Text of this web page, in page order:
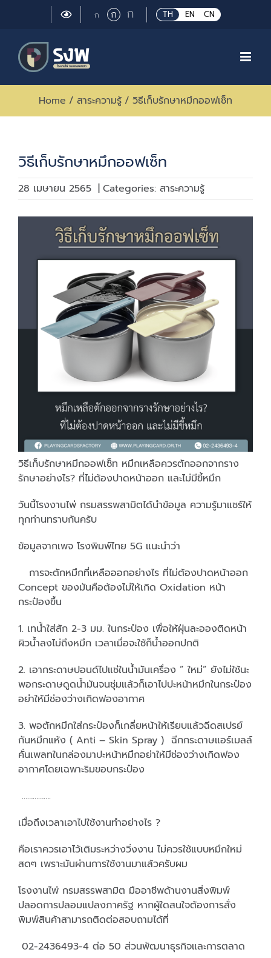
TH EN CN
กSmall
กRegular
font
ก Large
font
Home / สาระความรู้ / วิธีเก็บรักษาหมึกออฟเซ็ท
วิธีเก็บรักษาหมึกออฟเซ็ท
28 เมษายน 2565 | Categories: สาระความรู้
วิธีเก็บรักษาหมึกออฟเซ็ท หมึกเหลือควรตักออกจากราง
รักษาอย่างไร? ที่ไม่ต้องปาดหน้าออก และไม่มีขี้หมึก
วันนี้โรงงานไพ่ กรมสรรพสามิตได้นำข้อมูล ความรู้มาแชร์ให้
ทุกท่านทราบกันครับ
ข้อมูลจากเพจ โรงพิมพ์ไทย 5G แนะนำว่า
การจะตักหมึกที่เหลือออกอย่างไร ที่ไม่ต้องปาดหน้าออก
Concept ของมันคือต้องไม่ให้เกิด Oxidation หน้า
กระป๋องขึ้น
1. เทน้ำใส่สัก 2-3 มม. ในกระป๋อง เพื่อให้ฝุ่นละอองติดหน้า
ผิวน้ำลงไม่ถึงหมึก เวลาเมื่อจะใช้ก็น้ำออกปกติ
2. เอากระดาษปอนด์ไปแช่ในน้ำมันเครื่อง ” ใหม่” ยังไม่ใช้นะ
พอกระดาษดูดน้ำมันจนชุ่มแล้วก็เอาไปปะหน้าหมึกในกระป๋อง
อย่าให้มีช่องว่างเกิดฟองอากาศ
3. พอตักหมึกใส่กระป๋องก็เกลี่ยหน้าให้เรียบแล้วฉีดสเปรย์
กันหมึกแห้ง ( Anti – Skin Spray ) ฉีกกระดาษแอร์เมลล์
คั่นเพลทในกล่องมาปะหน้าหมึกอย่าให้มีช่องว่างเกิดฟอง
อากาศโดยเฉพาะริมขอบกระป๋อง
…………….
เมื่อถึงเวลาเอาไปใช้งานทำอย่างไร ?
คือเราควรเอาไว้เติมระหว่างวิ่งงาน ไม่ควรใช้แบบหมึกใหม่
สดๆ เพราะมันผ่านการใช้งานมาแล้วครับผม
โรงงานไพ่ กรมสรรพสามิต มืออาชีพด้านงานสิ่งพิมพ์
ปลอดการปลอมแปลงภาครัฐ หากผู้ใดสนใจต้องการสั่ง
พิมพ์สินค้าสามารถติดต่อสอบถามได้ที่
02-2436493-4 ต่อ 50 ส่วนพัฒนาธุรกิจและการตลาด